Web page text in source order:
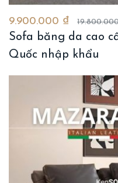
9.900.000 ₫
Sofa băng da cao
Quốc nhập khẩu